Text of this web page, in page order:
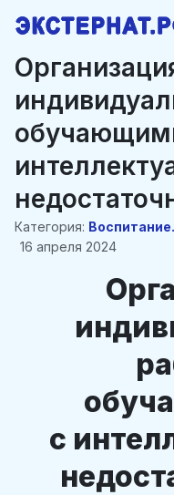
Категория:
16 апреля 2024
с